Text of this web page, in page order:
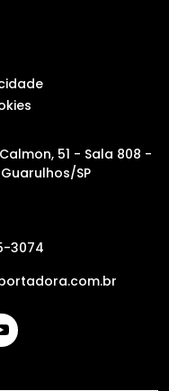
51 - Sala 808 -
SP
3074